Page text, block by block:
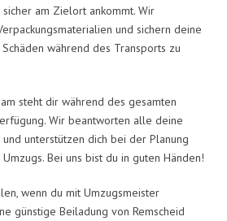
am Zielort ankommt. Wir
und sichern deine
während des Transports zu
steht dir während des gesamten
Wir beantworten alle deine
unterstützen dich bei der Planung
Bei uns bist du in guten Händen!
wenn du mit Umzugsmeister
günstige Beiladung von Remscheid